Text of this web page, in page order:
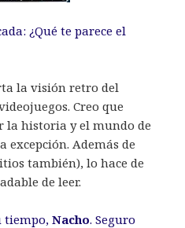
¿Qué te parece el
la visión retro del
Creo que
la historia y el mundo de
excepción. Además de
también), lo hace de
de leer.
tiempo,Nacho. Seguro